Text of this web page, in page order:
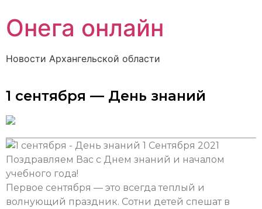
Онега онлайн
Новости Архангельской области
1 сентября — День знаний
1 Сентября 2021
Поздравляем Вас с Днем знаний и началом
учебного года!
Первое сентября — это всегда теплый и
волнующий праздник. Сотни детей спешат в